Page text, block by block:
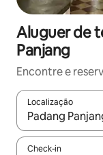
Aluguer de
Panjang
Encontre e
Localização
Quando os
Check-in